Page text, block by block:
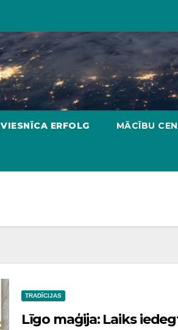
VIESNĪCA ERFOLG MĀCĪBU
TRADĪCIJAS
Līgo maģija: Laiks